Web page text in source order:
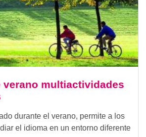
verano multiactividades
durante el verano, permite a los
el idioma en un entorno diferente